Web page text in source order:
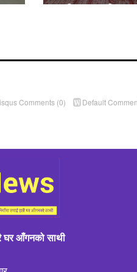
महत्त्व’ विषयक अन्तरक्रिया
Comments(0) Default
घर आँगनको साथी